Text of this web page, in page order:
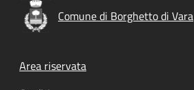
Comune di Borghetto di Vara
Footer menu
Area riservata